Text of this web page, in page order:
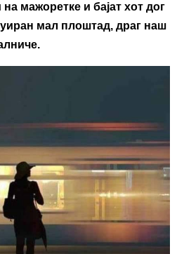
мажоретке и бајат хот дог
мал плоштад, драг наш